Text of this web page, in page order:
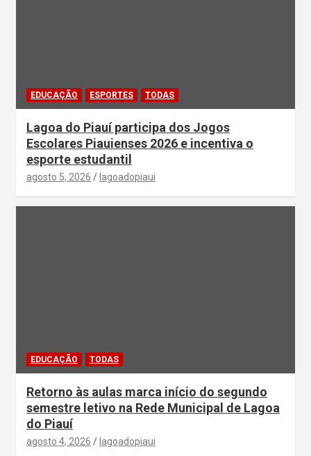
EDUCAÇÃO ESPORTES TODAS
Lagoa do Piauí participa dos Jogos
Escolares Piauienses 2026 e incentiva o
esporte estudantil
agosto 5, 2026 lagoadopiaui
EDUCAÇÃO TODAS
Retorno às aulas marca início do segundo
semestre letivo na Rede Municipal de Lagoa
do Piauí
agosto 4, 2026 lagoadopiaui